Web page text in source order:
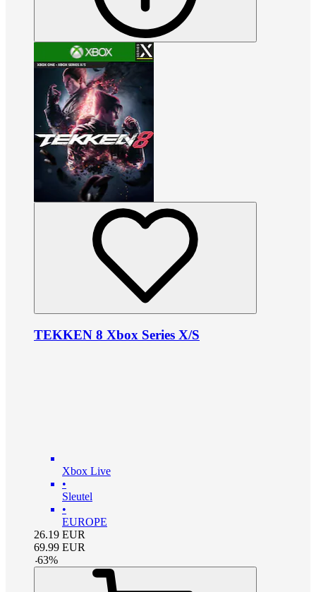
TEKKEN 8 Xbox Series X/S
Xbox Live
•
Sleutel
•
EUROPE
26.19 EUR
69.99 EUR
-63%